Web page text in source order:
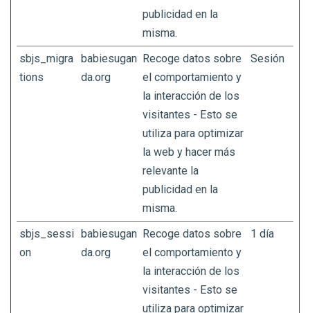
publicidad en la
misma.
sbjs_migra
tions
babiesugan
da.org
Recoge datos sobre
el comportamiento y
la interacción de los
visitantes - Esto se
utiliza para optimizar
la web y hacer más
relevante la
publicidad en la
misma.
Sesión
sbjs_sessi
on
babiesugan
da.org
Recoge datos sobre
el comportamiento y
la interacción de los
visitantes - Esto se
utiliza para optimizar
1 día